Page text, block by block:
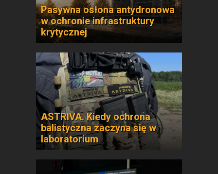
Pasywna osłona antydronowa
w ochronie infrastruktury
krytycznej
ASTRIVA. Kiedy ochrona
balistyczna zaczyna się w
laboratorium